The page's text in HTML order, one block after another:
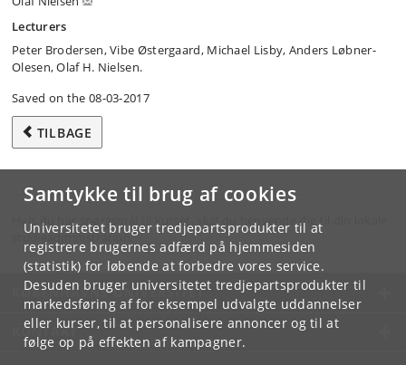
Samtykke til brug af cookies
Universitetet bruger tredjepartsprodukter til at
registrere brugernes adfærd på hjemmesiden
(statistik) for løbende at forbedre vores service.
Desuden bruger universitetet tredjepartsprodukter til
markedsføring af for eksempel udvalgte uddannelser
eller kurser, til at personalisere annoncer og til at
følge op på effekten af kampagner.
Lecturers
Peter Brodersen, Vibe Østergaard, Michael Lisby, Anders Løbner-
Olesen, Olaf H. Nielsen.
Saved on the 08-03-2017
TILBAGE
Hvis du har spørgsmål til kurset, skal du henvende dig til din lokale
studieadministration.
KØBENHAVNS UNIVERSITET
KONTAKT